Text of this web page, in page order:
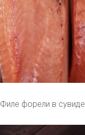
Филе форели в сувиде